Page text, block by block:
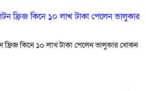
কিনে ১০ লাখ টাকা পেলেন ভালুকার খোকন